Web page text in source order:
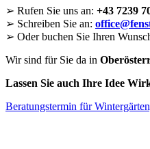
➢ Rufen Sie uns an: +43 7239
➢ Schreiben Sie an:
➢ Oder buchen Sie Ihren
Wir sind für Sie da in
Lassen Sie auch Ihre Idee
Beratungstermin für